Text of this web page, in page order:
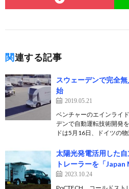
関連する記事
スウェーデンで完全
始
2019.05.21
ベンチャーのエインライ
デンで自動運転技術開発
ドは5月16日、ドイツの
太陽光発電活用した
トレーラーを「
2023.10.24